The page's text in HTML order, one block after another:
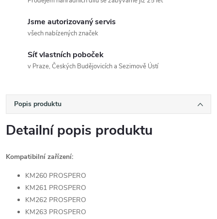
Jsme autorizovaný servis
všech nabízených značek
Síť vlastních poboček
v Praze, Českých Budějovicích a Sezimově Ústí
Popis produktu
Detailní popis produktu
Kompatibilní zařízení:
KM260 PROSPERO
KM261 PROSPERO
KM262 PROSPERO
KM263 PROSPERO